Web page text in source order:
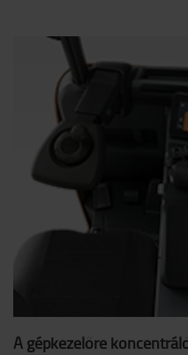
A gépkezelőre